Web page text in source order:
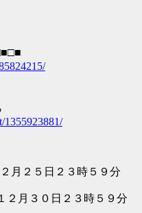
1355923881/
日２３時５９分
日２３時５９分